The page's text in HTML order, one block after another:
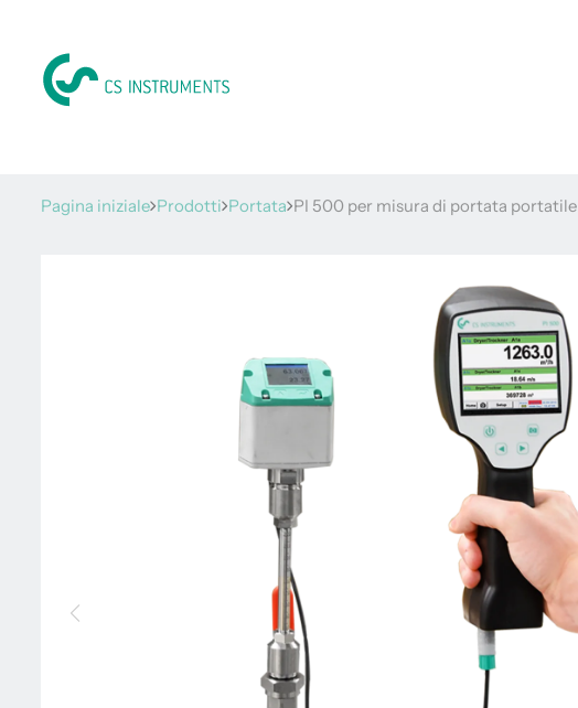
Pagina iniziale Prodotti Portata PI 500 per misura di portata portatile